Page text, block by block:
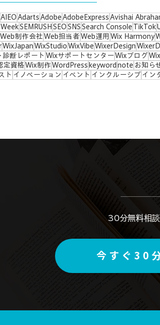
AIEO Adarts Adobe AdobeExpress Avishai
SEMRUSH SEO SNS Search Console TikTok
Web制作会社 Web担当者 Web運用 Wix Harmony
WixJapan WixStudio WixVibe WixerDesign
診断レポート Wixサポートセンター Wixブログ
定資格Wix制作 WordPress keyword note お知ら
ト イノベーション イベント インクルーシブ イン
​30分無料相談
今すぐ30